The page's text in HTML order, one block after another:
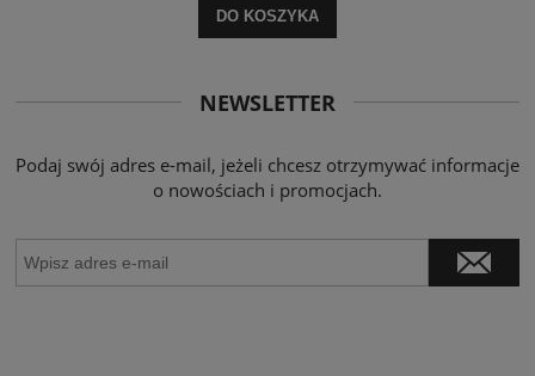
DO KOSZYKA
NEWSLETTER
Podaj swój adres e-mail, jeżeli chcesz otrzymywać informacje
o nowościach i promocjach.